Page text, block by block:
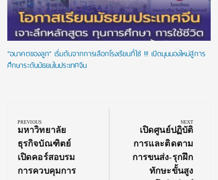
“อนาคตของลูก” เริ่มต้นจากการเลือกโรงเรียนที่ใช่ !!! เปิดมุมมองใหม่สู่การ
ศึกษาระดับมัธยมในประเทศจีน
navigation
PREVIOUS
Previous
Post:
มหาวิทยาลัย
ธุรกิจบัณฑิตย์
เปิดคอร์สอบรม
การควบคุมการ
NEXT
Next
Post:
เปิดศูนย์ปฏิบัติ
การและติดตาม
การขนส่ง-รุกฝึก
ทักษะขั้นสูง